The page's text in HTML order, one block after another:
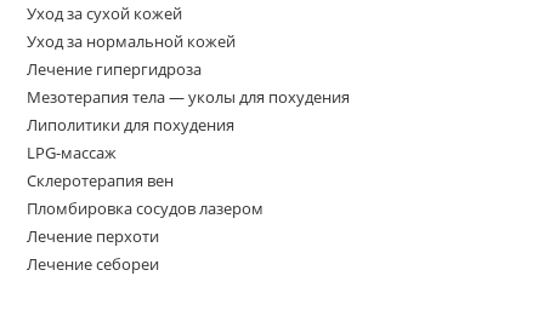
Уход за сухой кожей
Уход за нормальной кожей
Лечение гипергидроза
Мезотерапия тела — уколы для похудения
Липолитики для похудения
LPG-массаж
Склеротерапия вен
Пломбировка сосудов лазером
Лечение перхоти
Лечение себореи